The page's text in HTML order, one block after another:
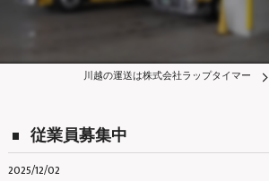
川越の運送は株式会社ラップタイマー
従業員募集中
2025/12/02